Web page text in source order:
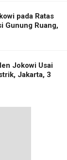
pada Ratas
Gunung Ruang,
Jokowi Usai
Jakarta, 3